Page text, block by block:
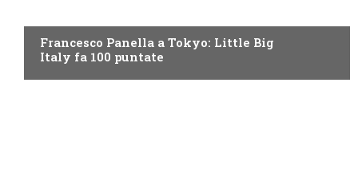
Francesco Panella a Tokyo: Little Big
Italy fa 100 puntate